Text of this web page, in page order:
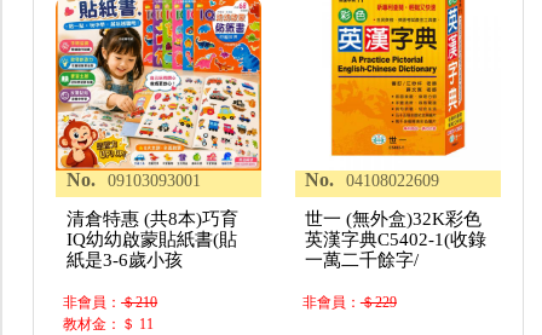
No. 09103093001
清倉特惠 (共8本)巧育
IQ幼幼啟蒙貼紙書(貼
紙是3-6歲小孩
非會員：＄210
教材金：＄ 11
No. 04108022609
世一 (無外盒)32K彩色
英漢字典C5402-1(收錄
一萬二千餘字/
非會員：＄229